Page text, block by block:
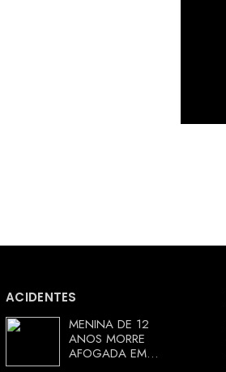
ACIDENTES
MENINA DE 12
ANOS MORRE
AFOGADA EM